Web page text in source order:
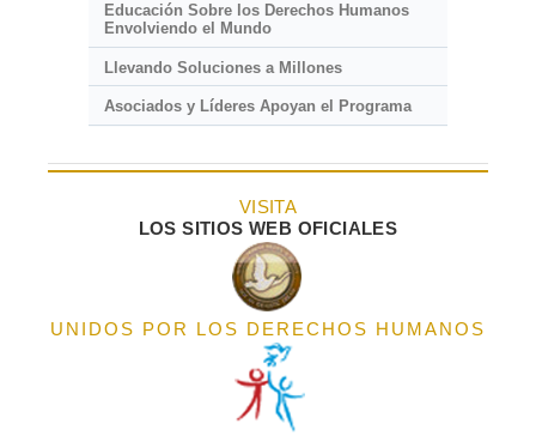
Educación Sobre los Derechos Humanos
Envolviendo el Mundo
Llevando Soluciones a Millones
Asociados y Líderes Apoyan el Programa
VISITA
LOS SITIOS WEB OFICIALES
UNIDOS POR LOS DERECHOS HUMANOS